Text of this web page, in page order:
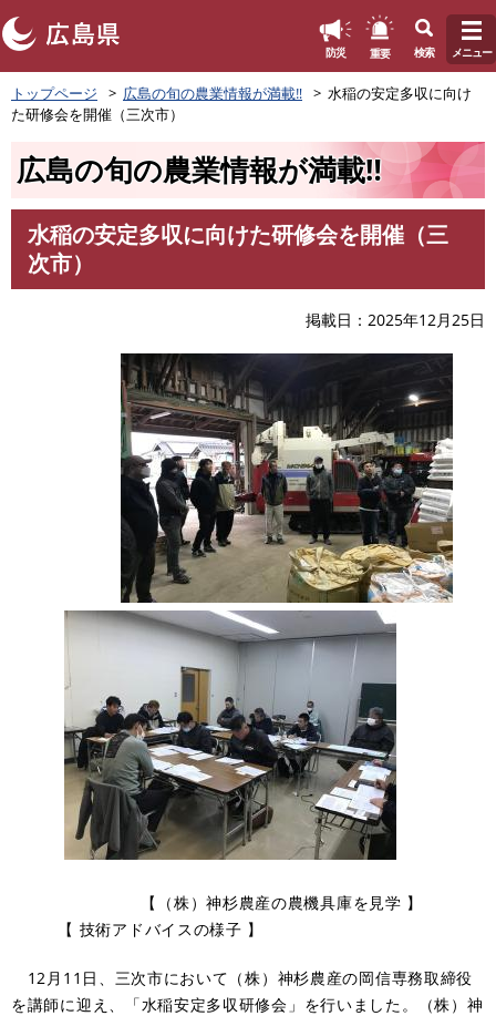
ペ
ー
ジ
防災 重要 検索 メニュー
トップページ 広島の旬の農業情報が満載‼
水稲の安定多収に向け
た研修会を開催（三次市）
広島の旬の農業情報が満載‼
水稲の安定多収に向けた研修会を開催（三
次市）
掲載日 2025年12月25日
​
【（株）神杉農産の農機具庫を見学 】
【 技術アドバイスの様子 】
12月11日、三次市において（株）神杉農産の岡信専務取締役
を講師に迎え、「水稲安定多収研修会」を行いました。（株）神